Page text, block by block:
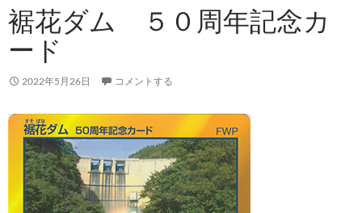
裾花ダム ５０周年記念カ
ード
2022年5月26日 コメントする